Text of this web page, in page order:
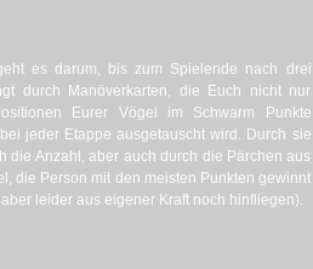
es darum, bis zum Spielende nach drei
durch Manöverkarten, die Euch nicht nur
Eurer Vögel im Schwarm Punkte
jeder Etappe ausgetauscht wird. Durch sie
die Anzahl, aber auch durch die Pärchen aus
die Person mit den meisten Punkten gewinnt
leider aus eigener Kraft noch hinfliegen).